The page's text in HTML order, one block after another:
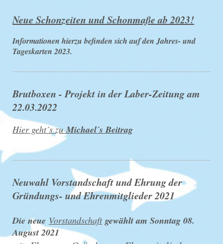
Neue Schonzeiten und Schonmaße ab 2023!
Informationen hierzu befinden sich auf den Jahres- und
Tageskarten 2023.
Brutboxen - Projekt in der Laber-Zeitung am
22.03.2022
Hier geht´s zuMichael´s Beitrag
Neuwahl Vorstandschaft und Ehrung der
Gründungs- und Ehrenmitglieder 2021
Die neue Vorstandschaftgewählt am Sonntag 08.
August 2021